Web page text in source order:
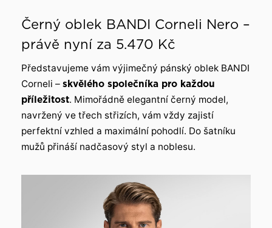
Černý oblek BANDI Corneli Nero –
právě nyní za 5.470 Kč
Představujeme vám výjimečný pánský oblek BANDI
Corneli – skvělého společníka pro každou
příležitost. Mimořádně elegantní černý model,
navržený ve třech střizích, vám vždy zajistí
perfektní vzhled a maximální pohodlí. Do šatníku
mužů přináší nadčasový styl a noblesu.